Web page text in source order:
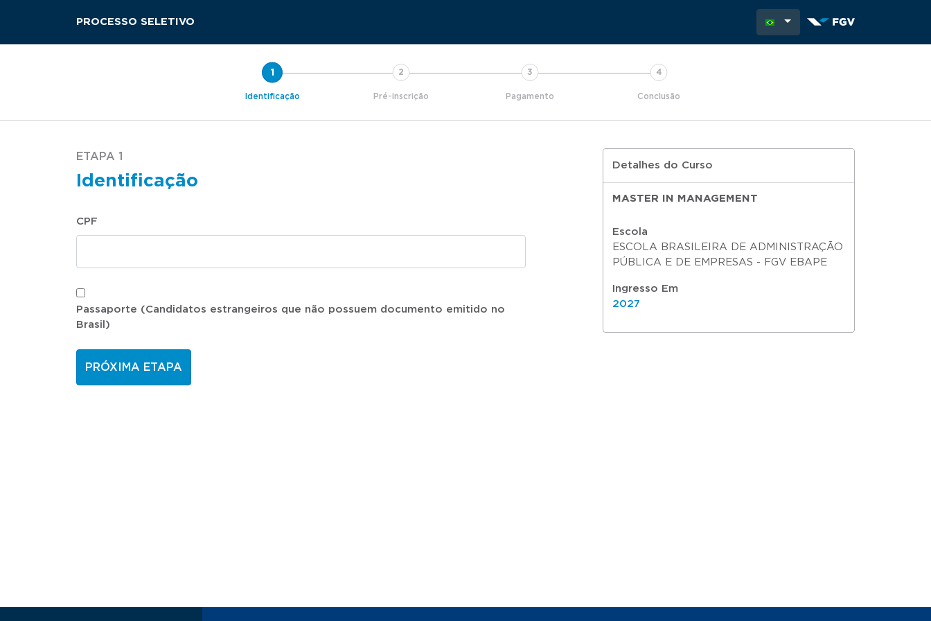
PROCESSO SELETIVO
Identificação Pré-inscrição Pagamento Conclusão
Detalhes do Curso
MASTER IN MANAGEMENT
Escola
ESCOLA BRASILEIRA DE ADMINISTRAÇÃO
PÚBLICA E DE EMPRESAS - FGV EBAPE
Ingresso Em
2027
ETAPA 1
Identificação
CPF
Passaporte (Candidatos estrangeiros que não possuem documento emitido no
Brasil)
PRÓXIMA ETAPA